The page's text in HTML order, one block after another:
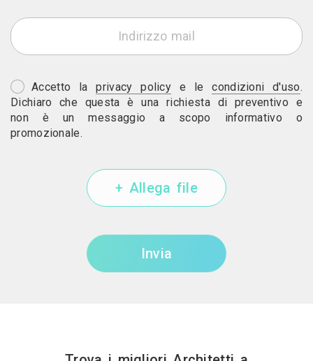
Accetto laprivacy policy e lecondizioni d'uso.
Dichiaro che questa è una richiesta di preventivo e
non è un messaggio a scopo informativo o
promozionale.
+ Allega file
Invia